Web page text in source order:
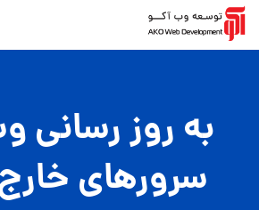
به روز رسانی
سرورهای